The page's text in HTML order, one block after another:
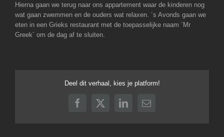
Hierna gaan we terug naar ons appartement waar de kinderen nog
wat gaan zwemmen en de ouders wat relaxen. ´s Avonds gaan we
eten in een Grieks restaurant met de toepasselijke naam ´Mr
Greek´ om de dag af te sluiten.
Deel dit verhaal, kies je platform!
Facebook
X LinkedIn
E-